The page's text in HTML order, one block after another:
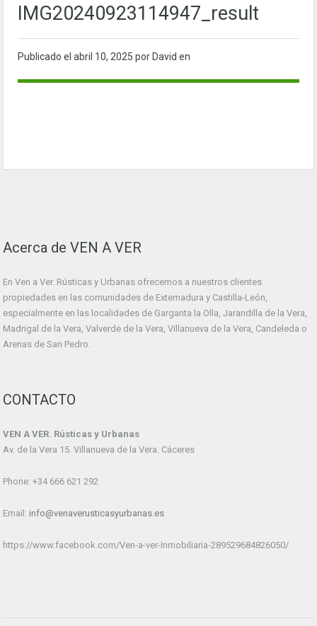
IMG20240923114947_result
Publicado el abril 10, 2025 por David en
Acerca de VEN A VER
En Ven a Ver. Rústicas y Urbanas ofrecemos a nuestros clientes
propiedades en las comunidades de Extemadura y Castilla-León,
especialmente en las localidades de Garganta la Olla, Jarandilla de la Vera,
Madrigal de la Vera, Valverde de la Vera, Villanueva de la Vera, Candeleda o
Arenas de San Pedro.
CONTACTO
VEN A VER. Rústicas y Urbanas
Av. de la Vera 15. Villanueva de la Vera. Cáceres
Phone: +34 666 621 292
Email: info@venaverusticasyurbanas.es
https://www.facebook.com/Ven-a-ver-Inmobiliaria-289529684826050/